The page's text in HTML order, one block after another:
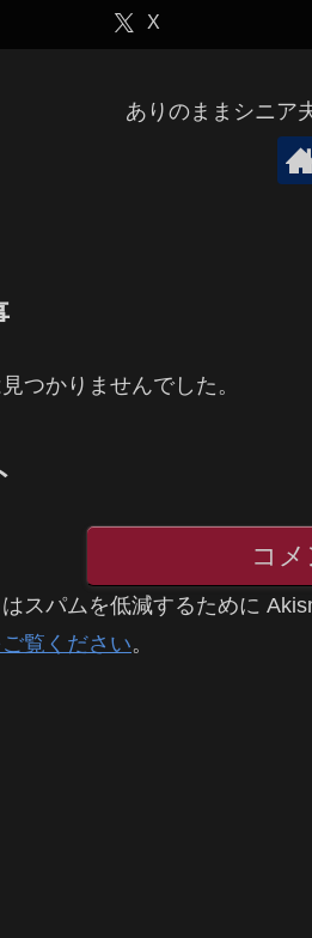
X
ありのままシニア
つかりませんでした。
コ
スパムを低減するために
覧ください。